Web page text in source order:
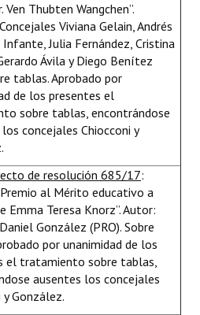
Ven Thubten Wangchen”.
Viviana Gelain, Andrés
Julia Fernández, Cristina
Ávila y Diego Benítez
tablas. Aprobado por
de los presentes el
sobre tablas, encontrándose
concejales Chiocconi y
de resolución 685/17:
al Mérito educativo a
Emma Teresa Knorz”. Autor:
González (PRO). Sobre
por unanimidad de los
el tratamiento sobre tablas,
ausentes los concejales
y González.